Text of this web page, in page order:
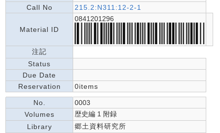
Call No
215.2:N311:12-2-1
Material ID
0841201296
注記
Status
Due Date
Reservation
0items
No.
0003
Volumes
歴史編 1 附録
Library
郷土資料研究所